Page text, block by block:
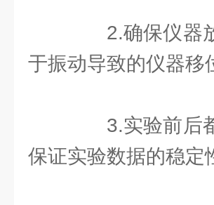
2.确保仪器放
于振动导致的仪器移
3.实验前后都
保证实验数据的稳定